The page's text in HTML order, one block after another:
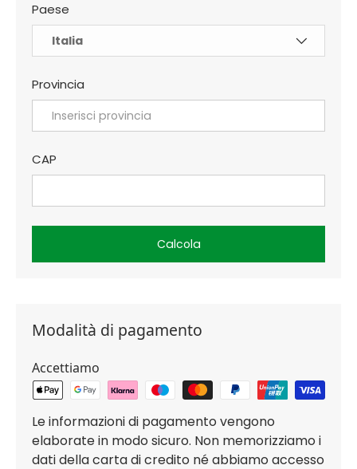
Paese
Provincia
CAP
Calcola
Modalità di pagamento
Accettiamo
Le informazioni di pagamento vengono
elaborate in modo sicuro. Non memorizziamo i
dati della carta di credito né abbiamo accesso